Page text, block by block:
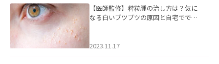
【医師監修】稗粒腫の治し方は？気に
なる白いブツブツの原因と自宅ででき
2023.11.17